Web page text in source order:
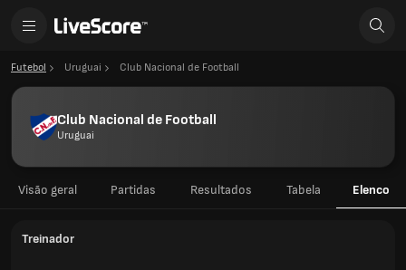
Futebol Uruguai Club Nacional de Football
Club Nacional de Football
Uruguai
Visão geral Partidas Resultados Tabela Elenco
Treinador